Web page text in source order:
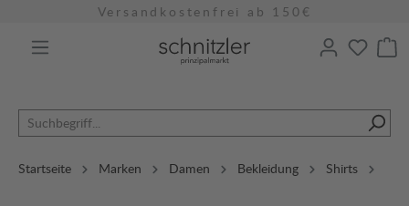
Versandkostenfrei ab 150€
Startseite Marken Damen Bekleidung Shirts